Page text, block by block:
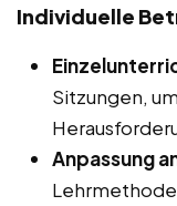
Individuelle
Sitzungen,
Anpassung